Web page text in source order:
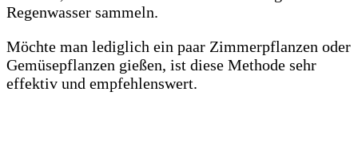
Regenwasser sammeln.
Möchte man lediglich ein paar Zimmerpflanzen oder
Gemüsepflanzen gießen, ist diese Methode sehr
effektiv und empfehlenswert.